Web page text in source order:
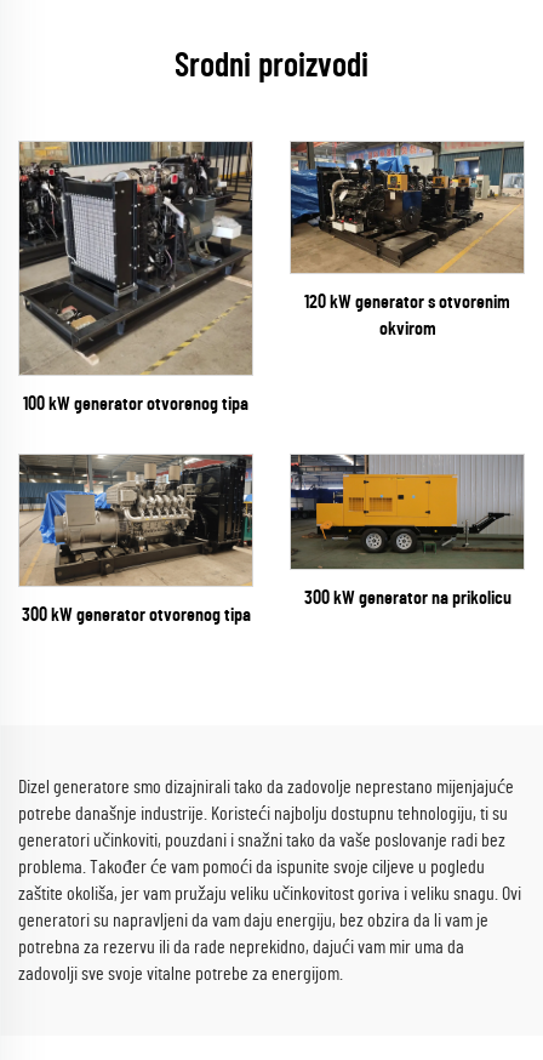
Srodni proizvodi
100 kW generator otvorenog tipa
120 kW generator s otvorenim
okvirom
300 kW generator otvorenog tipa
300 kW generator na prikolicu
Dizel generatore smo dizajnirali tako da zadovolje neprestano mijenjajuće
potrebe današnje industrije. Koristeći najbolju dostupnu tehnologiju, ti su
generatori učinkoviti, pouzdani i snažni tako da vaše poslovanje radi bez
problema. Također će vam pomoći da ispunite svoje ciljeve u pogledu
zaštite okoliša, jer vam pružaju veliku učinkovitost goriva i veliku snagu. Ovi
generatori su napravljeni da vam daju energiju, bez obzira da li vam je
potrebna za rezervu ili da rade neprekidno, dajući vam mir uma da
zadovolji sve svoje vitalne potrebe za energijom.